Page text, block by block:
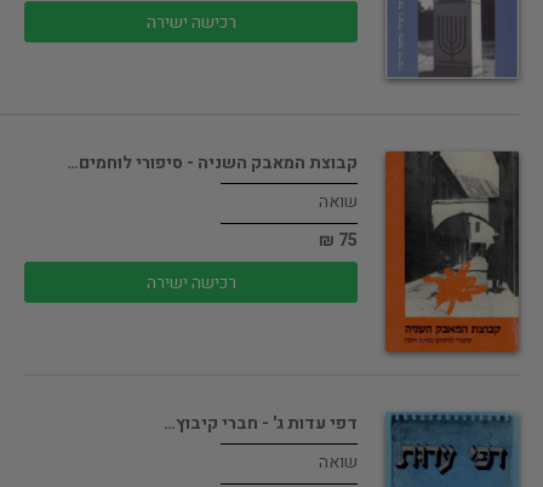
רכישה ישירה
קבוצת המאבק השניה - סיפורי לוחמים…
שואה
75 ₪
רכישה ישירה
דפי עדות ג' - חברי קיבוץ…
שואה